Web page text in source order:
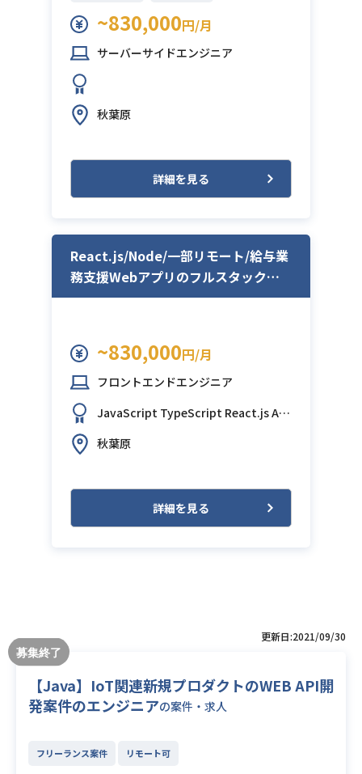
~830,000円/月
サーバーサイドエンジニア
秋葉原
詳細を見る
React.js/Node/一部リモート/給与業
務支援Webアプリのフルスタック開
発
~830,000円/月
フロントエンドエンジニア
JavaScript TypeScript React.jsAW
秋葉原
詳細を見る
更新日:2021/09/30
【Java】IoT関連新規プロダクトのWEB API開
発案件のエンジニアの案件・求人
フリーランス案件 リモート可